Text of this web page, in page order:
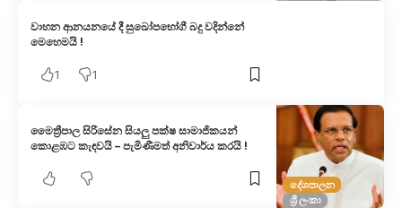
වාහන ආනයනයේ දී සුඛෝපභෝගී බදු වදින්නේ
මෙහෙමයි !
1 1
දේශපාලන
ශ්‍රී ලංකා
මෛත්‍රීපාල සිරිසේන සියලු පක්ෂ සාමාජිකයන්
කොළඹට කැඳවයි – පැමිණීමත් අනිවාර්ය කරයි !